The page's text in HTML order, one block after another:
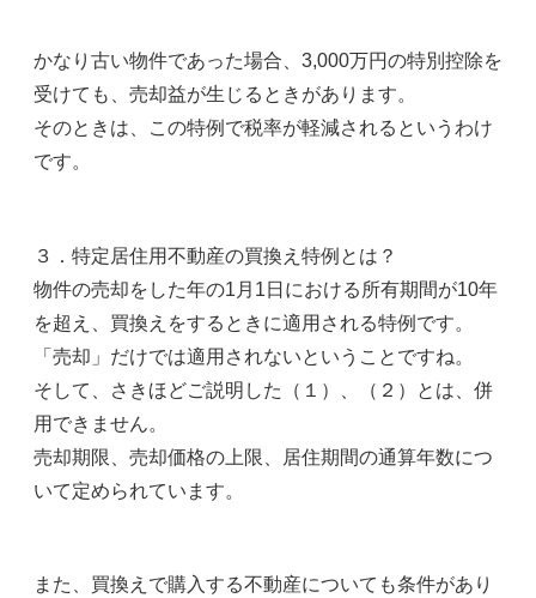
かなり古い物件であった場合、3,000万円の特別控除を
受けても、売却益が生じるときがあります。
そのときは、この特例で税率が軽減されるというわけ
です。
３．特定居住用不動産の買換え特例とは？
物件の売却をした年の1月1日における所有期間が10年
を超え、買換えをするときに適用される特例です。
「売却」だけでは適用されないということですね。
そして、さきほどご説明した（１）、（２）とは、併
用できません。
売却期限、売却価格の上限、居住期間の通算年数につ
いて定められています。
また、買換えで購入する不動産についても条件があり